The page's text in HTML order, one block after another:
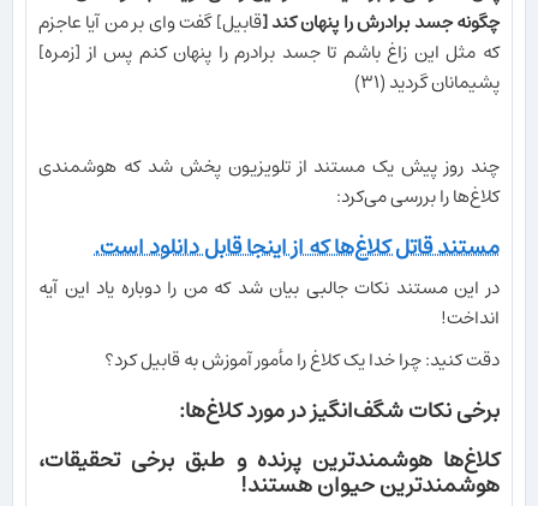
چگونه جسد برادرش را پنهان كند [قابيل] گفت واى بر من آيا عاجزم
كه مثل اين زاغ باشم تا جسد برادرم را پنهان كنم پس از [زمره]
پشيمانان گرديد (۳۱)
چند روز پیش یک مستند از تلویزیون پخش شد که هوشمندی
کلاغ‌ها را بررسی می‌کرد:
مستند قاتل کلاغ‌ها که از اینجا قابل دانلود است.
در این مستند نکات جالبی بیان شد که من را دوباره یاد این آیه
انداخت!
دقت کنید: چرا خدا یک کلاغ را مأمور آموزش به قابیل کرد؟
برخی نکات شگف‌انگیز در مورد کلاغ‌ها:
کلاغ‌ها هوشمندترین پرنده و طبق برخی تحقیقات،
هوشمندترین حیوان هستند!